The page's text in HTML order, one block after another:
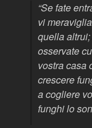
“Se fate
vi
quella
osservate
vostra casa
crescere
a cogliere
funghi lo